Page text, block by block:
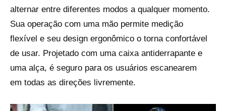
alternar entre diferentes modos a qualquer momento.
Sua operação com uma mão permite medição
flexível e seu design ergonômico o torna confortável
de usar. Projetado com uma caixa antiderrapante e
uma alça, é seguro para os usuários escanearem
em todas as direções livremente.